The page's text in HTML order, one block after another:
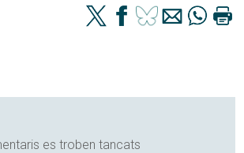
es troben tancats